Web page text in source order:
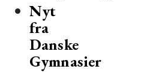
Nyt
fra
Danske
Gymnasier